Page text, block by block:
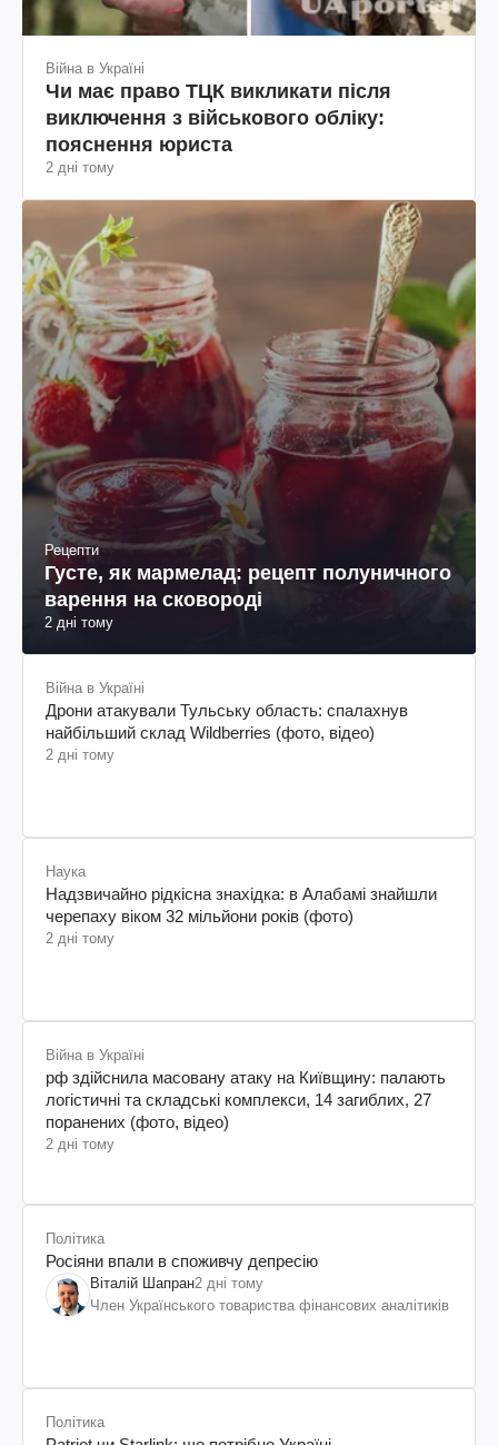
Війна в Україні
Чи має право ТЦК викликати після
виключення з військового обліку:
пояснення юриста
2 дні тому
Рецепти
Густе, як мармелад: рецепт полуничного
варення на сковороді
2 дні тому
Війна в Україні
Дрони атакували Тульську область: спалахнув
найбільший склад Wildberries (фото, відео)
2 дні тому
Наука
Надзвичайно рідкісна знахідка: в Алабамі знайшли
черепаху віком 32 мільйони років (фото)
2 дні тому
Війна в Україні
рф здійснила масовану атаку на Київщину: палають
логістичні та складські комплекси, 14 загиблих, 27
поранених (фото, відео)
2 дні тому
Політика
Росіяни впали в споживчу депресію
Віталій Шапран2 дні тому
Член Українського товариства фінансових аналітиків
Політика